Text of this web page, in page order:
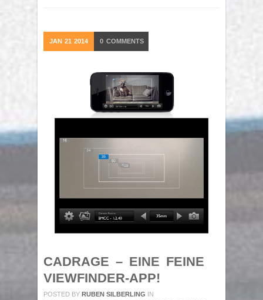
JAN 21 2014 0 COMMENTS
CADRAGE – EINE FEINE
VIEWFINDER-APP!
POSTED BY RUBEN SILBERLING IN